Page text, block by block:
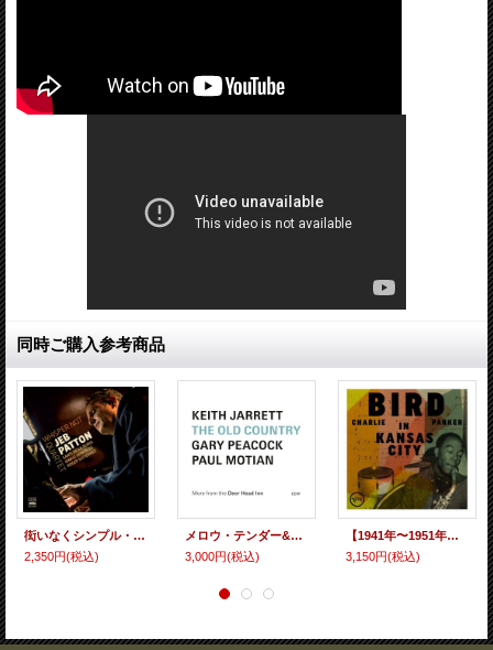
同時ご購入参考商品
衒いなくシンプル・ストレートに真っ向勝負を貫いたピアノとテナーの潔い活躍にスカッとさせられっぱなしな純正ハード・バップ系ワンホーン物の特級謹製品 輸入盤CD JEB PATTON QUARTET ジェブ・パットン / WHISPER NOT
2,350円(税込)
メロウ・テンダー&エレガントな哀愁ロマンティシズム表現と歯切れよくダイナミックなブルージー・バピッシュ・グルーヴ描破の兼ね合いが絶妙の抒情派メロディック・ピアノ真髄至芸、極まる! 輸入盤CD KEITH JARRETT w./ GARY PEACOCK, PAUL MOTIAN キース・ジャレット / THE OLD COUNTRY : More from the Deer Head Inn
3,000円(税込)
【1941年〜1951年までの貴重音源】国内UHQ-CD CHARLIE PARKER チャーリー・パーカー / BIRD IN KANSAS CITY バード・イン・カンザス・シティ
3,150円(税込)